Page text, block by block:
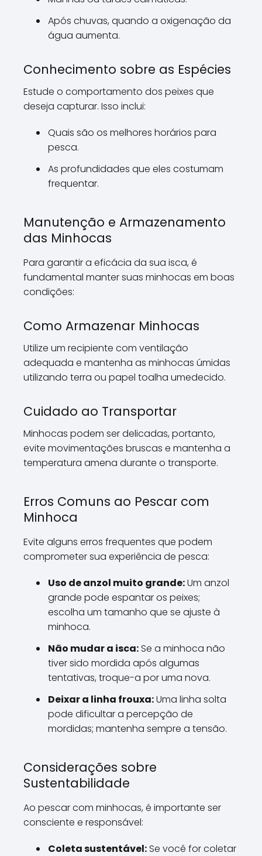
Após chuvas, quando a oxigenação da
água aumenta.
Conhecimento sobre as Espécies
Estude o comportamento dos peixes que
deseja capturar. Isso inclui:
Quais são os melhores horários para
pesca.
As profundidades que eles costumam
frequentar.
Manutenção e Armazenamento
das Minhocas
Para garantir a eficácia da sua isca, é
fundamental manter suas minhocas em boas
condições:
Como Armazenar Minhocas
Utilize um recipiente com ventilação
adequada e mantenha as minhocas úmidas
utilizando terra ou papel toalha umedecido.
Cuidado ao Transportar
Minhocas podem ser delicadas, portanto,
evite movimentações bruscas e mantenha a
temperatura amena durante o transporte.
Erros Comuns ao Pescar com
Minhoca
Evite alguns erros frequentes que podem
comprometer sua experiência de pesca:
Uso de anzol muito grande:Um anzol
grande pode espantar os peixes;
escolha um tamanho que se ajuste à
minhoca.
Não mudar a isca:Se a minhoca não
tiver sido mordida após algumas
tentativas, troque-a por uma nova.
Deixar a linha frouxa:Uma linha solta
pode dificultar a percepção de
mordidas; mantenha sempre a tensão.
Considerações sobre
Sustentabilidade
Ao pescar com minhocas, é importante ser
consciente e responsável:
Coleta sustentável:Se você for coletar